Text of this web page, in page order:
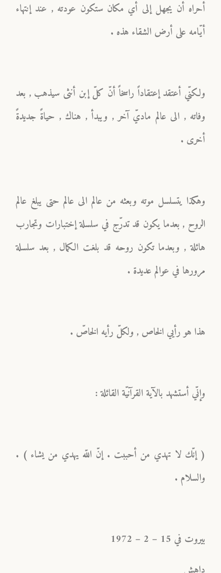
أحراه أن يجهل إلى أي مكان ستكون عودته , عند إنتهاء
أيّامه على أرض الشقاء هذه .
ولكنّي أعتقد إعتقاداً راسخاً أنّ كلّ إبن أنثى سيذهب , بعد
وفاته , الى عالم ماديّ آخر , ويبدأ , هناك , حياةً جديدةً
أخرى .
وهكذا يتسلسل موته وبعثه من عالم الى عالم حتى يبلغ عالم
الروح , بعدما يكون قد تدرّج في سلسلة إختبارات وتجارب
هائلة , وبعدما تكون روحه قد بلغت الكمال , بعد سلسلة
مرورها في عوالم عديدة .
هذا هو رأيي الخاص , ولكلّ رأيه الخاصّ .
وإنّي أستشهد بالآية القرآنيّة القائلة :
( إنّك لا تهدي من أحببت . إنّ اللّه يهدي من يشاء ) .
والسلام .
بيروت في 15 – 2 – 1972